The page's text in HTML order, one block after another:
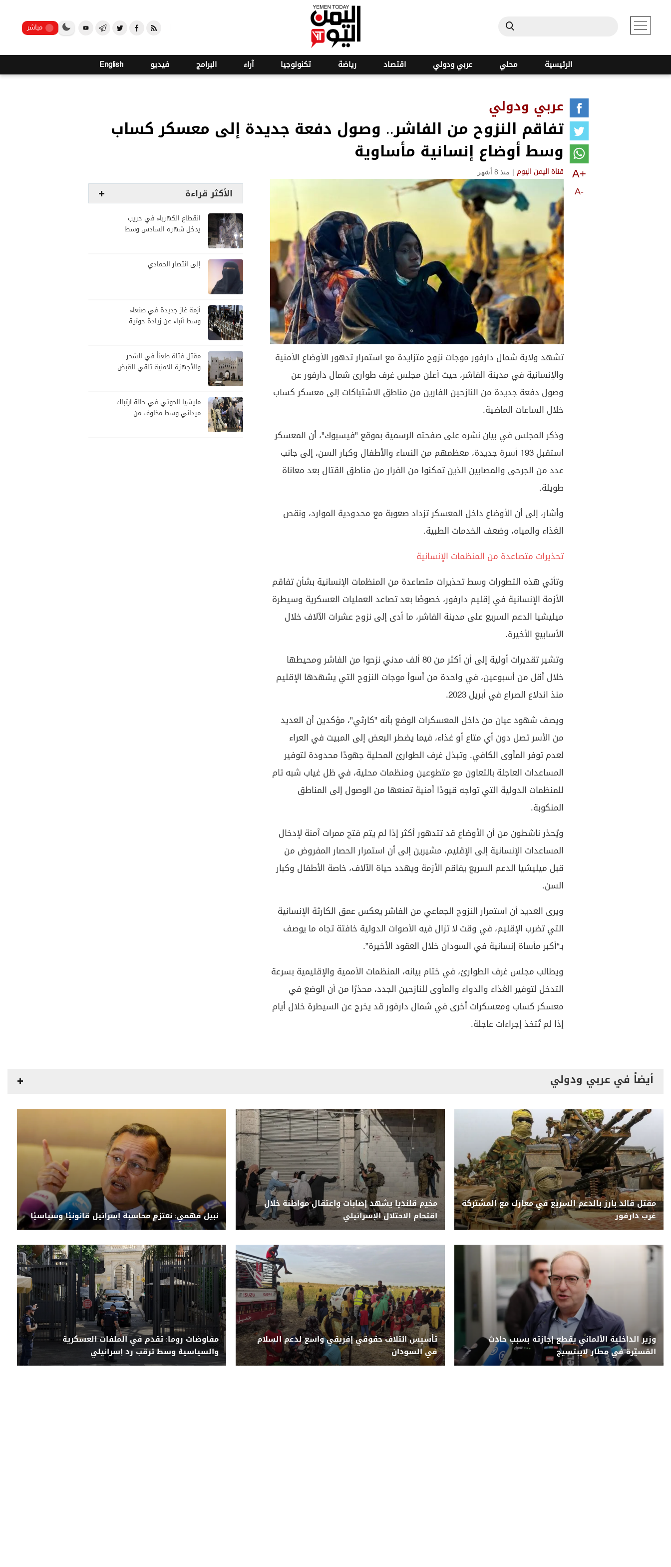
مباشر
الرئيسية محلي عربي ودولي اقتصاد رياضة تكنولوجيا آراء البرامج فيديو English
عربي ودولي
تفاقم النزوح من الفاشر.. وصول دفعة جديدة إلى معسكر كساب
وسط أوضاع إنسانية مأساوية
قناة اليمن اليوم | منذ 8 أشهر A+
A-
تشهد ولاية شمال دارفور موجات نزوح متزايدة مع استمرار تدهور الأوضاع الأمنية
والإنسانية في مدينة الفاشر، حيث أعلن مجلس غرف طوارئ شمال دارفور عن
وصول دفعة جديدة من النازحين الفارين من مناطق الاشتباكات إلى معسكر كساب
خلال الساعات الماضية.
وذكر المجلس في بيان نشره على صفحته الرسمية بموقع "فيسبوك"، أن المعسكر
استقبل 193 أسرة جديدة، معظمهم من النساء والأطفال وكبار السن، إلى جانب
عدد من الجرحى والمصابين الذين تمكنوا من الفرار من مناطق القتال بعد معاناة
طويلة.
وأشار، إلى أن الأوضاع داخل المعسكر تزداد صعوبة مع محدودية الموارد، ونقص
الغذاء والمياه، وضعف الخدمات الطبية.
تحذيرات متصاعدة من المنظمات الإنسانية
وتأتي هذه التطورات وسط تحذيرات متصاعدة من المنظمات الإنسانية بشأن تفاقم
الأزمة الإنسانية في إقليم دارفور، خصوصًا بعد تصاعد العمليات العسكرية وسيطرة
ميليشيا الدعم السريع على مدينة الفاشر، ما أدى إلى نزوح عشرات الآلاف خلال
الأسابيع الأخيرة.
وتشير تقديرات أولية إلى أن أكثر من 80 ألف مدني نزحوا من الفاشر ومحيطها
خلال أقل من أسبوعين، في واحدة من أسوأ موجات النزوح التي يشهدها الإقليم
منذ اندلاع الصراع في أبريل 2023.
ويصف شهود عيان من داخل المعسكرات الوضع بأنه "كارثي"، مؤكدين أن العديد
من الأسر تصل دون أي متاع أو غذاء، فيما يضطر البعض إلى المبيت في العراء
لعدم توفر المأوى الكافي. وتبذل غرف الطوارئ المحلية جهودًا محدودة لتوفير
المساعدات العاجلة بالتعاون مع متطوعين ومنظمات محلية، في ظل غياب شبه تام
للمنظمات الدولية التي تواجه قيودًا أمنية تمنعها من الوصول إلى المناطق
المنكوبة.
ويُحذر ناشطون من أن الأوضاع قد تتدهور أكثر إذا لم يتم فتح ممرات آمنة لإدخال
المساعدات الإنسانية إلى الإقليم، مشيرين إلى أن استمرار الحصار المفروض من
قبل ميليشيا الدعم السريع يفاقم الأزمة ويهدد حياة الآلاف، خاصة الأطفال وكبار
السن.
ويرى العديد أن استمرار النزوح الجماعي من الفاشر يعكس عمق الكارثة الإنسانية
التي تضرب الإقليم، في وقت لا تزال فيه الأصوات الدولية خافتة تجاه ما يوصف
بـ“أكبر مأساة إنسانية في السودان خلال العقود الأخيرة”.
ويطالب مجلس غرف الطوارئ، في ختام بيانه، المنظمات الأممية والإقليمية بسرعة
التدخل لتوفير الغذاء والدواء والمأوى للنازحين الجدد، محذرًا من أن الوضع في
معسكر كساب ومعسكرات أخرى في شمال دارفور قد يخرج عن السيطرة خلال أيام
إذا لم تُتخذ إجراءات عاجلة.
الأكثر قراءة
انقطاع الكهرباء في حريب
يدخل شهره السادس وسط
إلى انتصار الحمادي
أزمة غاز جديدة في صنعاء
وسط أنباء عن زيادة حوثية
مقتل فتاة طعناً في الشحر
والأجهزة الامنية تلقي القبض
مليشيا الحوثي في حالة ارتباك
ميداني وسط مخاوف من
أيضاً في عربي ودولي
مقتل قائد بارز بالدعم السريع في معارك مع المشتركة
غرب دارفور
مخيم قلنديا يشهد إصابات واعتقال مواطنة خلال
اقتحام الاحتلال الإسرائيلي
نبيل فهمي: نعتزم محاسبة إسرائيل قانونيًا وسياسيًا
وزير الداخلية الألماني يقطع إجازته بسبب حادث
المُسيّرة في مطار لايبتسيج
تأسيس ائتلاف حقوقي إفريقي واسع لدعم السلام
في السودان
مفاوضات روما: تقدم في الملفات العسكرية
والسياسية وسط ترقب رد إسرائيلي